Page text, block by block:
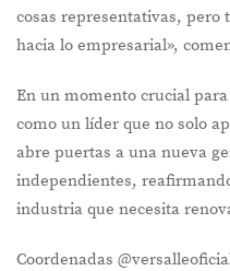
cosas representativas,
hacia lo empresarial»,
En un momento crucial
como un líder que no solo
abre puertas a una nueva
independientes,
industria que necesita
Coordenadas